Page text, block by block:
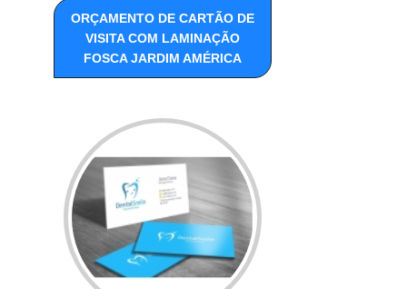
ORÇAMENTO DE CARTÃO DE
VISITA COM LAMINAÇÃO
FOSCA JARDIM AMÉRICA